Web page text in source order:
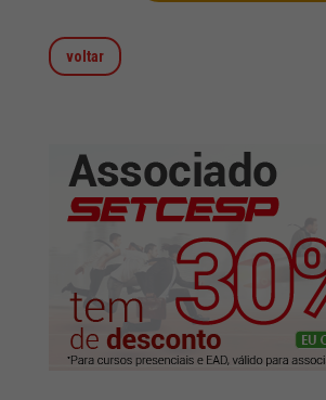
voltar